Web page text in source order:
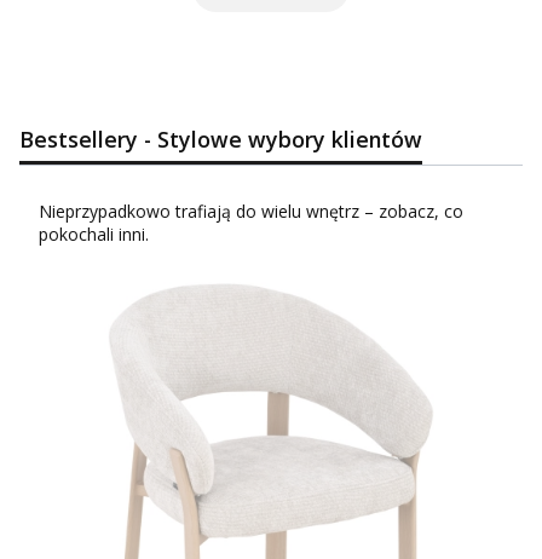
Bestsellery - Stylowe wybory klientów
Nieprzypadkowo trafiają do wielu wnętrz – zobacz, co
pokochali inni.